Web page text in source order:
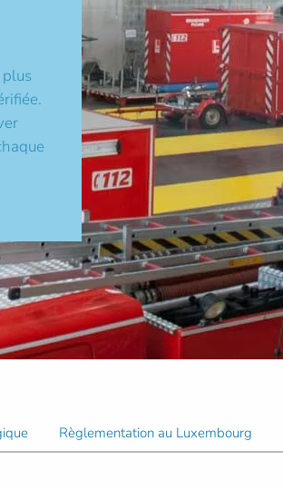
Règlementation au Luxembourg